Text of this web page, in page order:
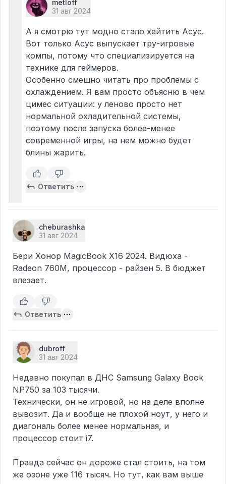
metloff
31 авг 2024
А я смотрю тут модно стало хейтить Асус.
Вот только Асус выпускает тру-игровые
компы, потому что специализируется на
технике для геймеров.
​Особенно смешно читать про проблемы с
охлаждением. Я вам просто объясню в чем
цимес ситуации: у леново просто нет
нормальной охладительной системы,
поэтому после запуска более-менее
современной игры, на нем можно будет
блины жарить.
Ответить
cheburashka
31 авг 2024
Бери Хонор MagicBook X16 2024. Видюха -
Radeon 760M, процессор - райзен 5. В бюджет
влезает.
Ответить
dubroff
31 авг 2024
Недавно покупал в ДНС Samsung Galaxy Book
NP750 за 103 тысячи.
​Технически, он не игровой, но на деле вполне
вывозит. Да и вообще не плохой ноут, у него и
диагональ более менее нормальная, и
процессор стоит i7.
​​Правда сейчас он дороже стал стоить, на том
же озоне уже 116 тысяч. Но тут, как вам выше